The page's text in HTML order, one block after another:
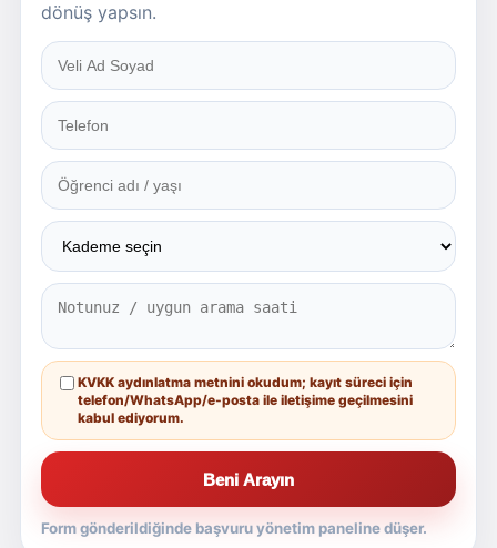
dönüş yapsın.
KVKK aydınlatma metnini okudum; kayıt süreci için
telefon/WhatsApp/e-posta ile iletişime geçilmesini
kabul ediyorum.
Beni Arayın
Form gönderildiğinde başvuru yönetim paneline düşer.